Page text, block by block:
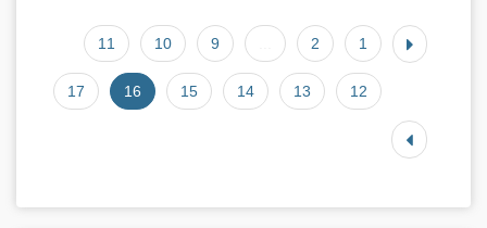
1
2
9
10
11
12
13
14
15
16
17